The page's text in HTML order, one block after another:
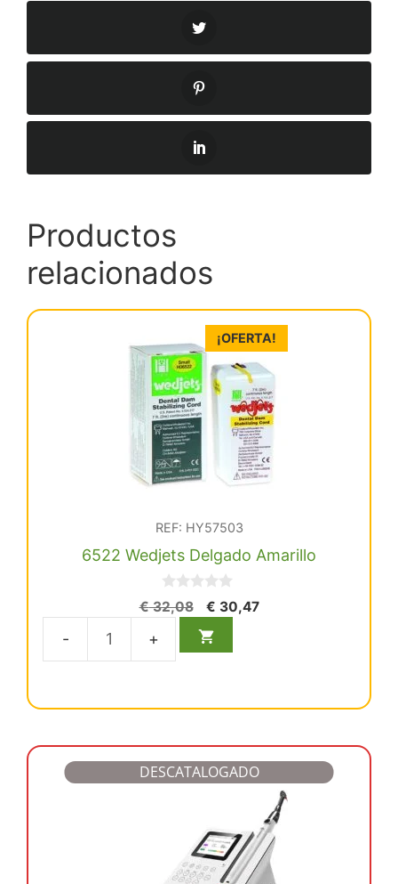
Productos
relacionados
¡OFERTA!
REF: HY57503
6522 Wedjets Delgado Amarillo
0
d
€32,08
El
precio
original
€ 30,47El
6522
cantidad
DESCATALOGADO